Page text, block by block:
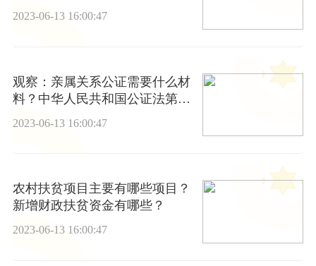
新资讯
2023-06-13 16:00:47
观察：亲属关系公证需要什么材
料？中华人民共和国公证法第二
2023-06-13 16:00:47
农村扶贫项目主要有哪些项目？
新增财政扶贫资金有哪些？
2023-06-13 16:00:47